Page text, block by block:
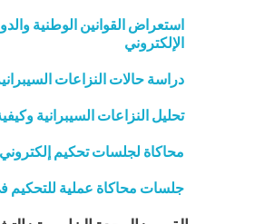
استعراض القوانين الوطنية
الإلكتروني
دراسة حالات النزاعات
تحليل النزاعات السيبرانية
محاكاة لجلسات تحكيم إلكتروني
جلسات محاكاة عملية للتحكيم